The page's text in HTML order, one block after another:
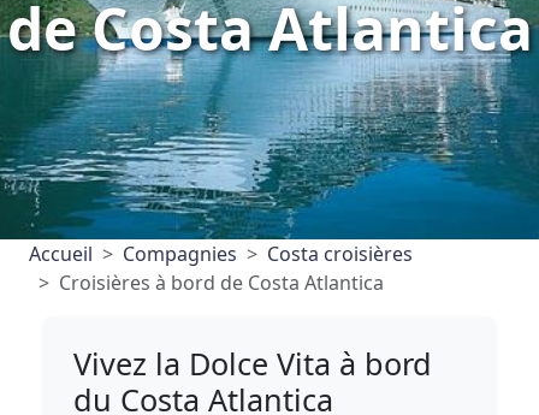
de Costa Atlantica
Accueil Compagnies
Costa croisières
Croisières à bord de Costa Atlantica
Vivez la Dolce Vita à bord
du Costa Atlantica